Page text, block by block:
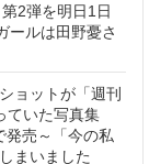
2弾を明日1日
ールは田野憂さ
ョットが「週刊
ていた写真集
発売～「今の私
まいました